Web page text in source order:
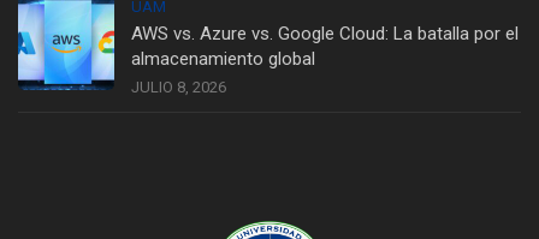
UAM
AWS vs. Azure vs. Google Cloud: La batalla por el
almacenamiento global
JULIO 8, 2026